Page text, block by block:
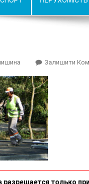
Залишити
только